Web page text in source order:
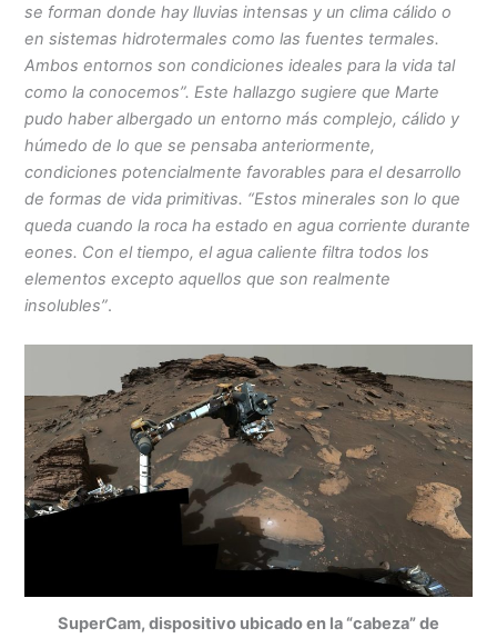
se forman donde hay lluvias intensas y un clima cálido o
en sistemas hidrotermales como las fuentes termales.
Ambos entornos son condiciones ideales para la vida tal
como la conocemos”. Este hallazgo sugiere que Marte
pudo haber albergado un entorno más complejo, cálido y
húmedo de lo que se pensaba anteriormente,
condiciones potencialmente favorables para el desarrollo
de formas de vida primitivas. “Estos minerales son lo que
queda cuando la roca ha estado en agua corriente durante
eones. Con el tiempo, el agua caliente filtra todos los
elementos excepto aquellos que son realmente
insolubles”.
SuperCam, dispositivo ubicado en la “cabeza” de